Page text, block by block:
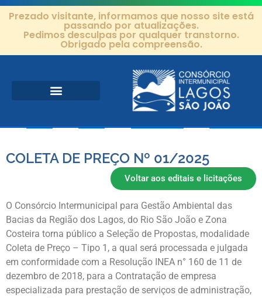
Prezado visitante, informamos que nosso site está
passando por atualizações.
Pedimos desculpas por qualquer transtorno.
Obrigado pela compreensão.
COLETA DE PREÇO Nº 01/2025
Voltar aos editais e licitações
O Consórcio Intermunicipal para Gestão Ambiental das
Bacias da Região dos Lagos, do Rio São João e Zona
Costeira torna público a Seleção de Propostas, modalidade
Coleta de Preço – Tipo 1, a qual será processada e julgada
em conformidade com a Resolução INEA n° 160 de 11 de
dezembro de 2018, para a Contratação de empresa
especializada para prestação de serviços de administração,